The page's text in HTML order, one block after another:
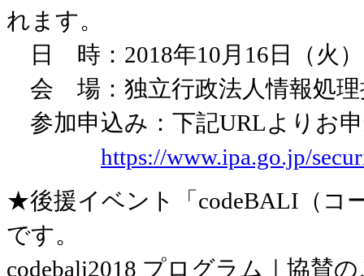
れます。
日 時：2018年10月16日（火）
会 場：独立行政法人情報処理
参加申込み：下記URLよりお
https://www.ipa.go.jp/
★後援イベント「codeBALI（コ
です。
codebali2018 プログラム｜協賛